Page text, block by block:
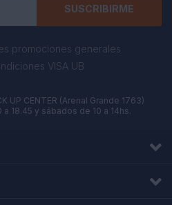
SUSCRIBIRME
promociones generales
VISA UB
UP CENTER (Arenal Grande 1763)
18.45 y sábados de 10 a 14hs.